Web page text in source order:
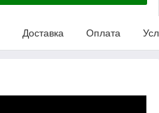
Доставка Оплата